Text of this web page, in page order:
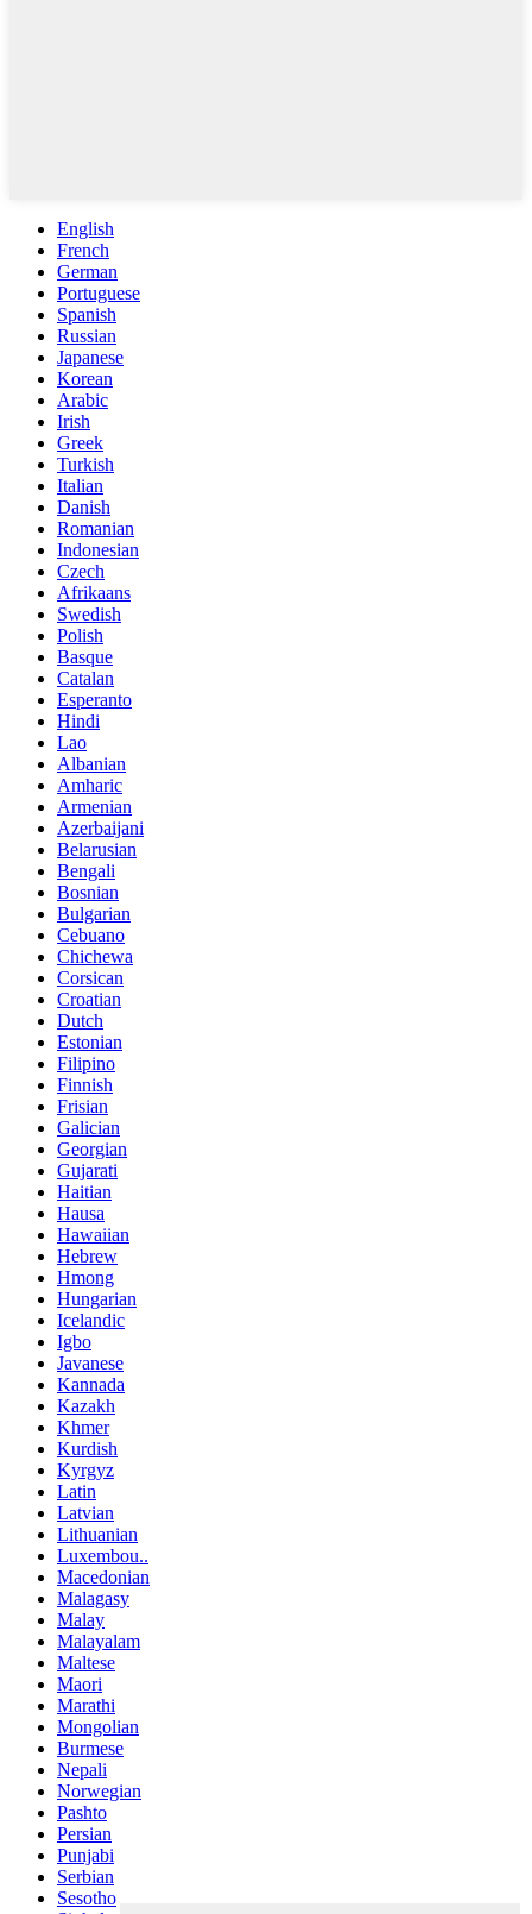
English
French
German
Portuguese
Spanish
Russian
Japanese
Korean
Arabic
Irish
Greek
Turkish
Italian
Danish
Romanian
Indonesian
Czech
Afrikaans
Swedish
Polish
Basque
Catalan
Esperanto
Hindi
Lao
Albanian
Amharic
Armenian
Azerbaijani
Belarusian
Bengali
Bosnian
Bulgarian
Cebuano
Chichewa
Corsican
Croatian
Dutch
Estonian
Filipino
Finnish
Frisian
Galician
Georgian
Gujarati
Haitian
Hausa
Hawaiian
Hebrew
Hmong
Hungarian
Icelandic
Igbo
Javanese
Kannada
Kazakh
Khmer
Kurdish
Kyrgyz
Latin
Latvian
Lithuanian
Luxembou..
Macedonian
Malagasy
Malay
Malayalam
Maltese
Maori
Marathi
Mongolian
Burmese
Nepali
Norwegian
Pashto
Persian
Punjabi
Serbian
Sesotho